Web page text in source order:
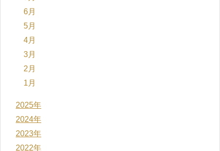
6月
5月
4月
3月
2月
1月
2025年
2024年
2023年
2022年